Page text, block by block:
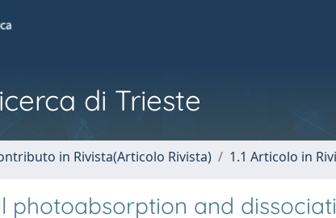
di Trieste
in Rivista(Articolo Rivista) 1.1 Articolo in
photoabsorption and